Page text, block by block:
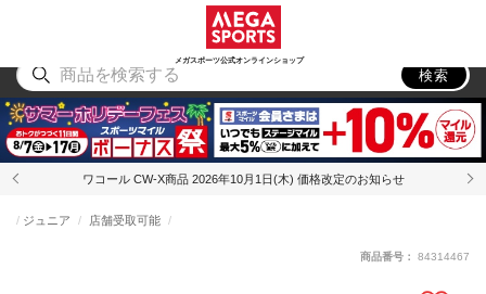
メガスポーツ公式オンラインショップ
アウトドア
検索
ワコール CW-X商品 2026年10月1日(木) 価格改定のお知らせ
ジュニア 店舗受取可能
商品番号： 84314467